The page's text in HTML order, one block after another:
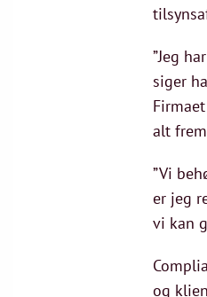
”Jeg
siger
alt
”Vi
er jeg
vi kan
og